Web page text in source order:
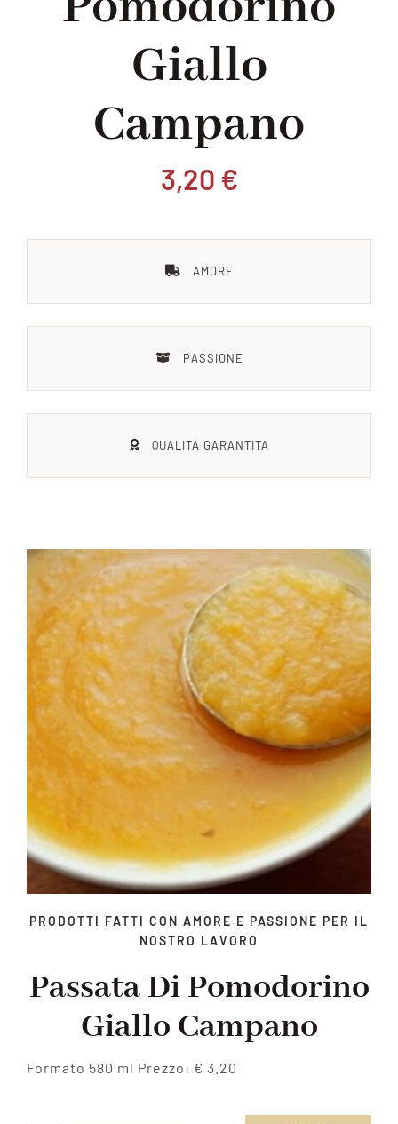
Giallo
Campano
3,20 €
AMORE
PASSIONE
QUALITÀ GARANTITA
PRODOTTI FATTI CON AMORE E PASSIONE PER IL
NOSTRO LAVORO
Passata Di Pomodorino
Giallo Campano
Formato 580 ml Prezzo: € 3.20